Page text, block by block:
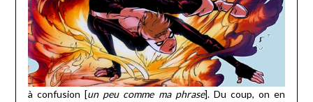
à confusion [un peu comme ma phrase]. Du coup, on en